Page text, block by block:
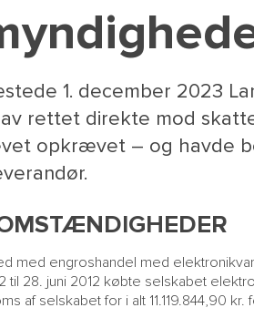
1. december 2023
rettet direkte mod
opkrævet – og havde
med engroshandel med
til 28. juni 2012 købte selskabet
af selskabet for i alt 11.119.844,90 kr.